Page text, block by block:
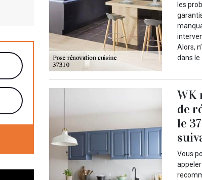
les
Alors,
dans le
WK
de
le
Vous